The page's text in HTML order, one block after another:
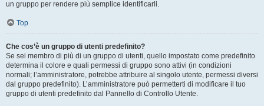
un gruppo per rendere più semplice identificarli.
Top
Che cos’è un gruppo di utenti predefinito?
Se sei membro di più di un gruppo di utenti, quello impostato come predefinito
determina il colore e quali permessi di gruppo sono attivi (in condizioni
normali; l’amministratore, potrebbe attribuire al singolo utente, permessi diversi
dal gruppo predefinito). L’amministratore può permetterti di modificare il tuo
gruppo di utenti predefinito dal Pannello di Controllo Utente.